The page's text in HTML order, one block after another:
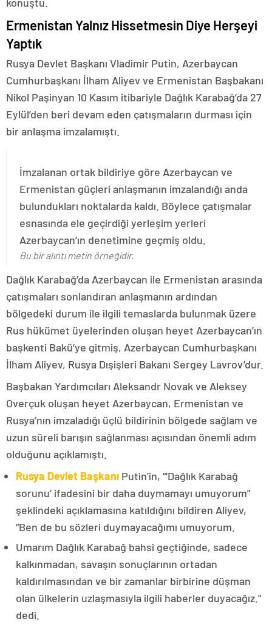
Ermenistan Yalnız Hissetmesin Diye Herşeyi
Yaptık
Rusya Devlet Başkanı Vladimir Putin, Azerbaycan
Cumhurbaşkanı İlham Aliyev ve Ermenistan Başbakanı
Nikol Paşinyan 10 Kasım itibariyle Dağlık Karabağ’da 27
Eylül’den beri devam eden çatışmaların durması için
bir anlaşma imzalamıştı.
İmzalanan ortak bildiriye göre Azerbaycan ve
Ermenistan güçleri anlaşmanın imzalandığı anda
bulundukları noktalarda kaldı. Böylece çatışmalar
esnasında ele geçirdiği yerleşim yerleri
Azerbaycan’ın denetimine geçmiş oldu.
Bu bir alıntı metin örneğidir.
Dağlık Karabağ’da Azerbaycan ile Ermenistan arasında
çatışmaları sonlandıran anlaşmanın ardından
bölgedeki durum ile ilgili temaslarda bulunmak üzere
Rus hükümet üyelerinden oluşan heyet Azerbaycan’ın
başkenti Bakü’ye gitmiş, Azerbaycan Cumhurbaşkanı
İlham Aliyev, Rusya Dışişleri Bakanı Sergey Lavrov’dur.
Başbakan Yardımcıları Aleksandr Novak ve Aleksey
Overçuk oluşan heyet Azerbaycan, Ermenistan ve
Rusya’nın imzaladığı üçlü bildirinin bölgede sağlam ve
uzun süreli barışın sağlanması açısından önemli adım
olduğunu açıklamıştı.
Rusya Devlet Başkanı Putin’in, “‘Dağlık Karabağ
sorunu’ ifadesini bir daha duymamayı umuyorum”
şeklindeki açıklamasına katıldığını bildiren Aliyev,
“Ben de bu sözleri duymayacağımı umuyorum.
Umarım Dağlık Karabağ bahsi geçtiğinde, sadece
kalkınmadan, savaşın sonuçlarının ortadan
kaldırılmasından ve bir zamanlar birbirine düşman
olan ülkelerin uzlaşmasıyla ilgili haberler duyacağız.”
dedi.